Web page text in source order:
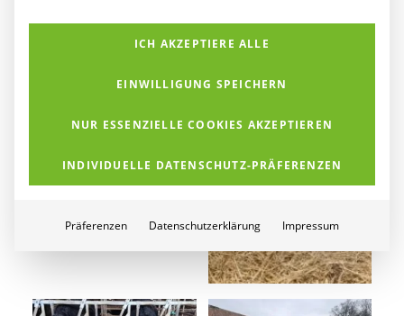
ICH AKZEPTIERE ALLE
EINWILLIGUNG SPEICHERN
NUR ESSENZIELLE COOKIES AKZEPTIEREN
INDIVIDUELLE DATENSCHUTZ-PRÄFERENZEN
Präferenzen Datenschutzerklärung Impressum